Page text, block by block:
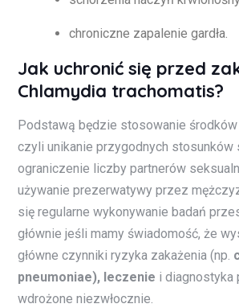
chroniczne zapalenie gardła.
Jak uchronić się przed
Chlamydia trachomatis?
Podstawą będzie stosowanie
czyli unikanie przygodnych stosunków
ograniczenie liczby partnerów
używanie prezerwatywy przez
się regularne wykonywanie badań
głównie jeśli mamy świadomość, że
główne czynniki ryzyka zakażenia (np.
pneumoniae), leczenie i diagnostyka
wdrożone niezwłocznie.